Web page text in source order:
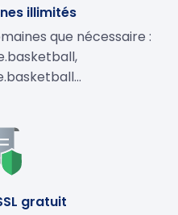
illimités
que nécessaire :
gratuit